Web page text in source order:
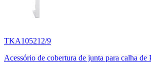
TKA105212/9
Acessório de cobertura de junta para calha